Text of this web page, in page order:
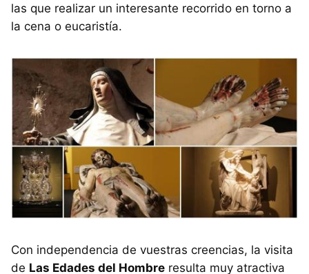
las que realizar un interesante recorrido en torno a
la cena o eucaristía.
Con independencia de vuestras creencias, la visita
de Las Edades del Hombre resulta muy atractiva